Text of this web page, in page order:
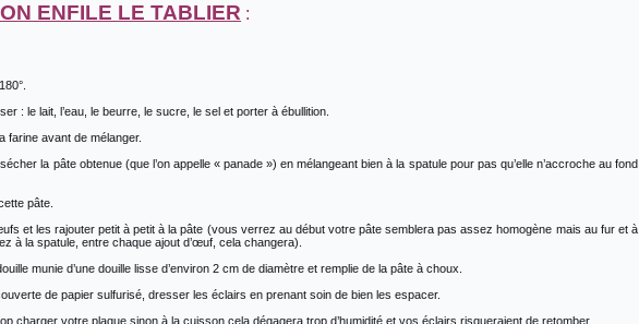
ENFILE LE TABLIER :
: le lait, l’eau, le beurre, le sucre, le sel et porter à ébullition.
farine avant de mélanger.
la pâte obtenue (que l’on appelle « panade ») en mélangeant bien à la spatule pour pas qu’elle n’accroche au fond
pâte.
et les rajouter petit à petit à la pâte (vous verrez au début votre pâte semblera pas assez homogène mais au fur et à
à la spatule, entre chaque ajout d’œuf, cela changera).
munie d’une douille lisse d’environ 2 cm de diamètre et remplie de la pâte à choux.
de papier sulfurisé, dresser les éclairs en prenant soin de bien les espacer.
charger votre plaque sinon à la cuisson cela dégagera trop d’humidité et vos éclairs risqueraient de retomber.